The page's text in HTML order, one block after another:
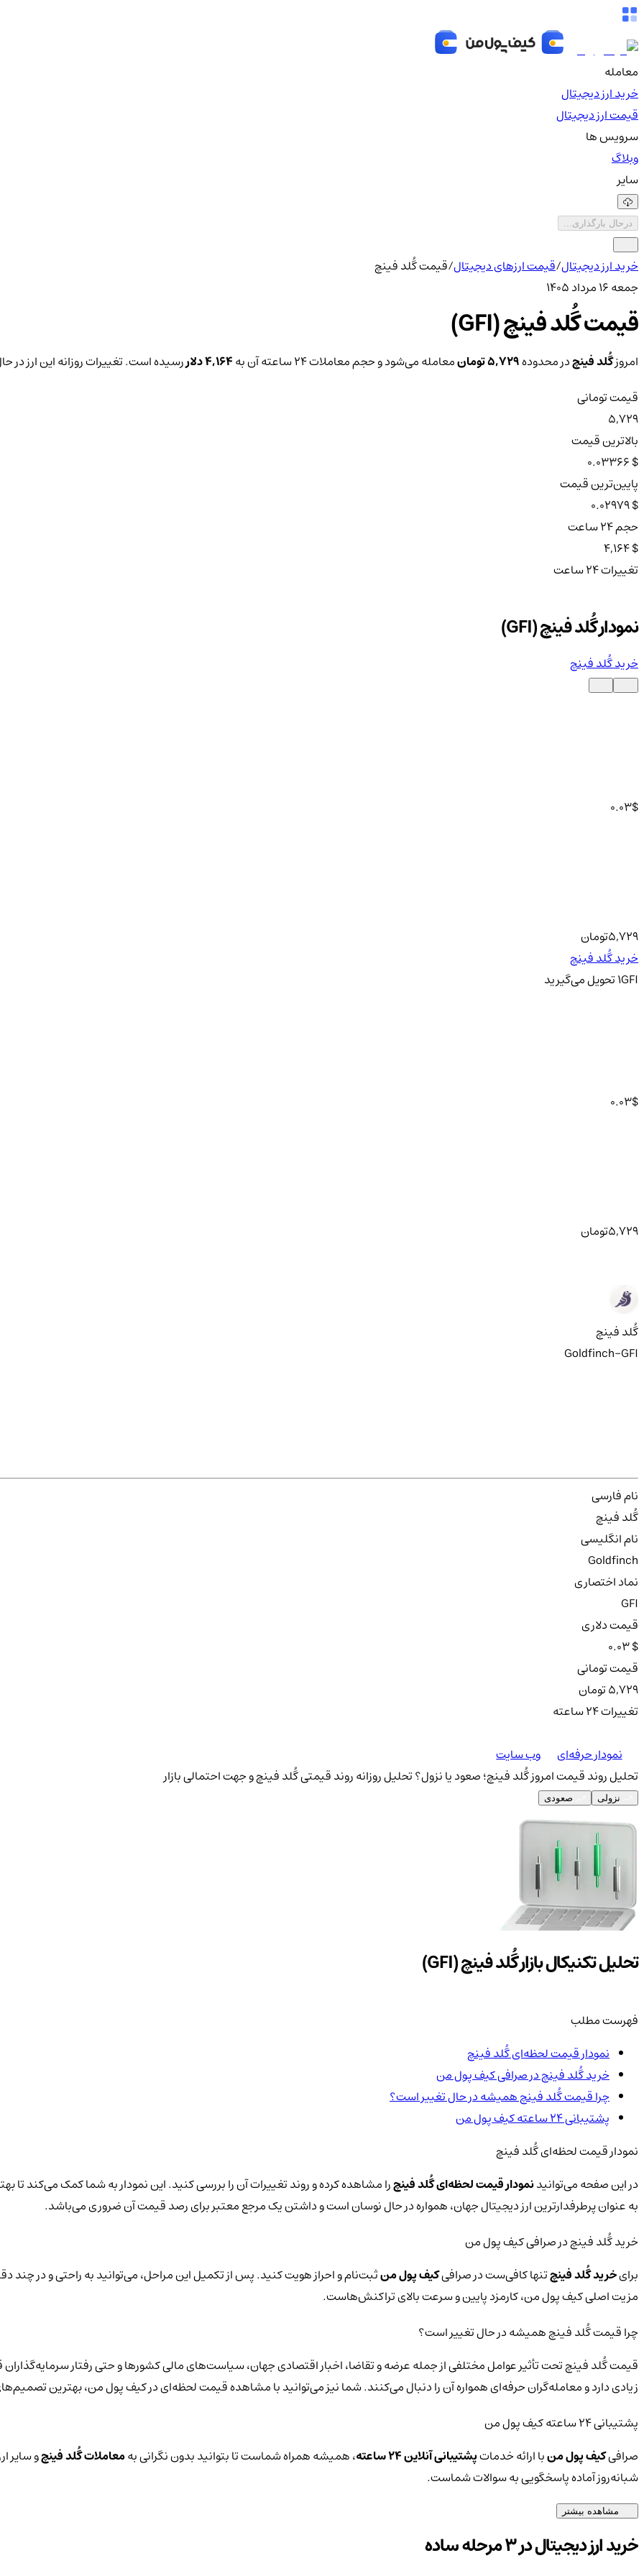
معامله
خرید ارز دیجیتال
قیمت ارز دیجیتال
سرویس ها
وبلاگ
سایر
درحال بارگذاری...
خرید ارز دیجیتال/قیمت ارزهای دیجیتال/قیمت گُلد فینچ
جمعه ۱۶ مرداد ۱۴۰۵
قیمت گُلد فینچ (GFI)
امروزگُلد فینچدر محدوده5,729 تومان معامله می‌شود و حجم معاملات ۲۴ ساعته آن به 4,164 دلار
رسیده است. تغییرات روزانه این ارز در
قیمت تومانی
5,729
بالاترین قیمت
$ 0.03366
پایین‌ترین قیمت
$ 0.02979
حجم ۲۴ ساعت
$ 4,164
تغییرات ۲۴ ساعت
نمودار گُلد فینچ (GFI)
خرید گُلد فینچ
0.03$
5,729تومان
خرید گُلد فینچ
1GFI تحویلمی‌گیرید
0.03$
5,729تومان
گُلد فینچ
Goldfinch-GFI
نام فارسی
گُلد فینچ
نام انگلیسی
Goldfinch
نماد اختصاری
GFI
قیمت دلاری
0.03 $
قیمت تومانی
5,729 تومان
تغییرات ۲۴ ساعته
نمودار حرفه‌ای
وب سایت
تحلیل روند قیمت امروز گُلد فینچ؛ صعود یا نزول؟تحلیل روزانه روند قیمتی گُلد فینچ و جهت احتمالی بازار
نزولی صعودی
تحلیل تکنیکال بازار گُلد فینچ (GFI)
فهرست مطلب
نمودار قیمت لحظه‌ای گُلد فینچ
خرید گُلد فینچ در صرافی کیف پول من
چرا قیمت گُلد فینچ همیشه در حال تغییر است؟
پشتیبانی ۲۴ ساعته کیف پول من
نمودار قیمت لحظه‌ای گُلد فینچ
در این صفحه می‌توانیدنمودار قیمت لحظه‌ای گُلد فینچرا مشاهده کرده و روند تغییرات آن را بررسی کنید. این نمودار به شما کمک می‌کند تا
به عنوان پرطرفدارترین ارز دیجیتال جهان، همواره در حال نوسان است و داشتن یک مرجع معتبر برای رصد قیمت آن ضروری می‌باشد.
خرید گُلد فینچ در صرافی کیف پول من
برایخرید گُلد فینچتنها کافی‌ست در صرافیکیف پول منثبت‌نام و احراز هویت کنید. پس از تکمیل این مراحل، می‌توانید به راحتی و در چند
مزیت اصلی کیف پول من، کارمزد پایین و سرعت بالای تراکنش‌هاست.
چرا قیمت گُلد فینچ همیشه در حال تغییر است؟
قیمت گُلد فینچ تحت تأثیر عوامل مختلفی از جمله عرضه و تقاضا، اخبار اقتصادی جهان، سیاست‌های مالی کشورها و حتی رفتار سرمایه‌گذاران
زیادی دارد و معامله‌گران حرفه‌ای همواره آن را دنبال می‌کنند. شما نیز می‌توانید با مشاهده قیمت لحظه‌ای در کیف پول من، بهترین
پشتیبانی ۲۴ ساعته کیف پول من
صرافیکیف پول منبا ارائه خدماتپشتیبانی آنلاین ۲۴ ساعته ، همیشه همراه شماست تا بتوانید بدون نگرانی بهمعاملات گُلد فینچو سایر
شبانه‌روز آماده پاسخگویی به سوالات شماست.
مشاهده بیشتر
خرید ارز دیجیتال در 3 مرحله ساده